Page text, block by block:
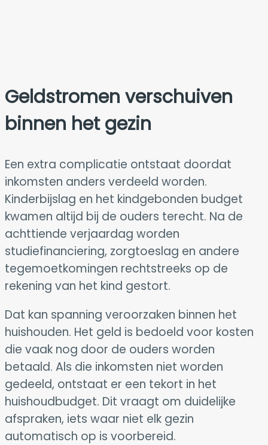
Geldstromen verschuiven
binnen het gezin
Een extra complicatie ontstaat doordat
inkomsten anders verdeeld worden.
Kinderbijslag en het kindgebonden budget
kwamen altijd bij de ouders terecht. Na de
achttiende verjaardag worden
studiefinanciering, zorgtoeslag en andere
tegemoetkomingen rechtstreeks op de
rekening van het kind gestort.
Dat kan spanning veroorzaken binnen het
huishouden. Het geld is bedoeld voor kosten
die vaak nog door de ouders worden
betaald. Als die inkomsten niet worden
gedeeld, ontstaat er een tekort in het
huishoudbudget. Dit vraagt om duidelijke
afspraken, iets waar niet elk gezin
automatisch op is voorbereid.